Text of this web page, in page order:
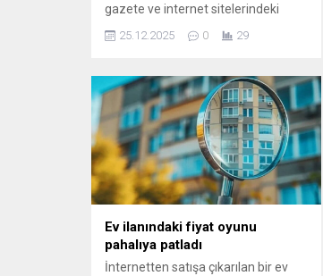
gazete ve internet sitelerindeki
tarifesi belli oldu.
25.12.2025 0 29
Ev ilanındaki fiyat oyunu
pahalıya patladı
İnternetten satışa çıkarılan bir ev